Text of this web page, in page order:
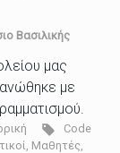
Βασιλικής
μας
με
Code
, Μαθητές,